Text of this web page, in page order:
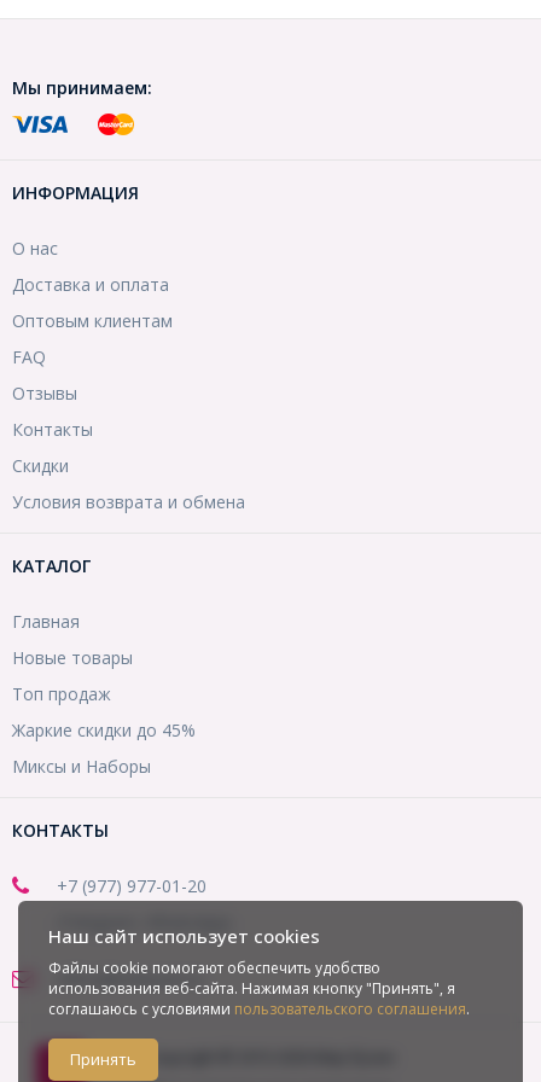
Мы принимаем:
ИНФОРМАЦИЯ
О нас
Доставка и оплата
Оптовым клиентам
FAQ
Отзывы
Контакты
Скидки
Условия возврата и обмена
КАТАЛОГ
Главная
Новые товары
Топ продаж
Жаркие скидки до 45%
Миксы и Наборы
КОНТАКТЫ
+7 (977) 977-01-20
office@mirbusin.ru
Наш сайт использует cookies
Файлы cookie помогают обеспечить удобство
использования веб-сайта. Нажимая кнопку "Принять", я
соглашаюсь с условиями пользовательского соглашения.
Принять